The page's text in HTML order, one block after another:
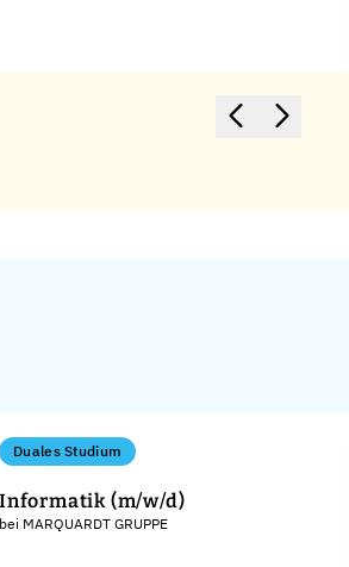
Duales Studium
Informatik (m/w/d)
bei MARQUARDT GRUPPE